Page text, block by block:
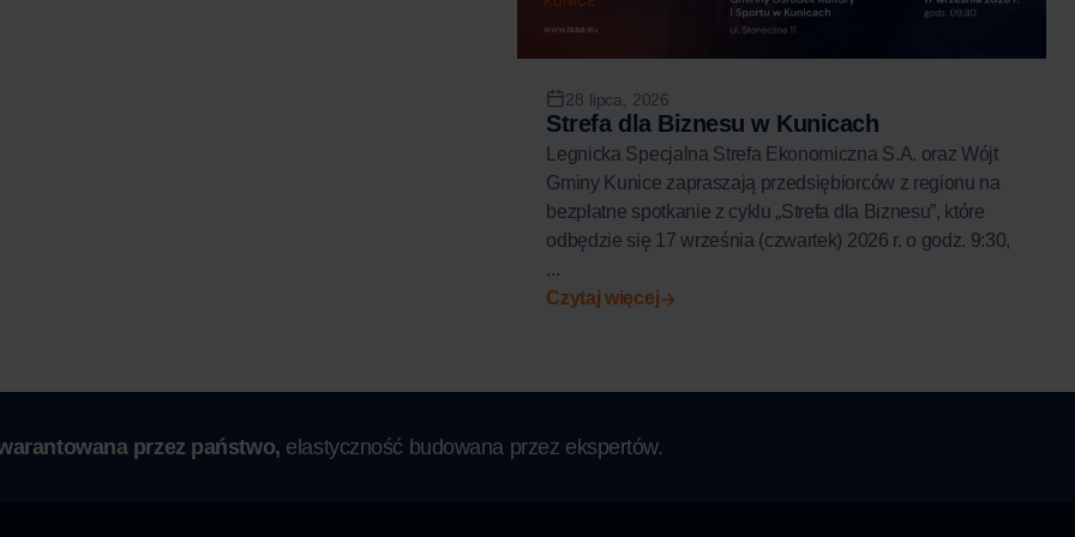
28 lipca, 2026
Strefa dla Biznesu w Kunicach
Legnicka Specjalna Strefa Ekonomiczna S.A. oraz Wójt
Gminy Kunice zapraszają przedsiębiorców z regionu na
bezpłatne spotkanie z cyklu „Strefa dla Biznesu”, które
odbędzie się 17 września (czwartek) 2026 r. o godz. 9:30,
...
Czytaj więcej
przez państwo, elastyczność budowana przez ekspertów.